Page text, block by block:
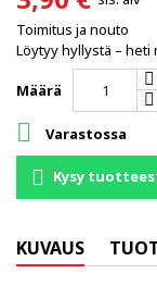
Toimitus ja nouto
Löytyy hyllystä – heti
Määrä
 Varastossa
Kysy
KUVAUS